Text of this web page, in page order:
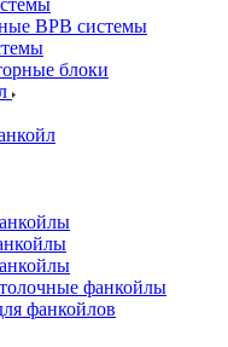
ВРВ системы
блоки
фанкойлы
фанкойлов